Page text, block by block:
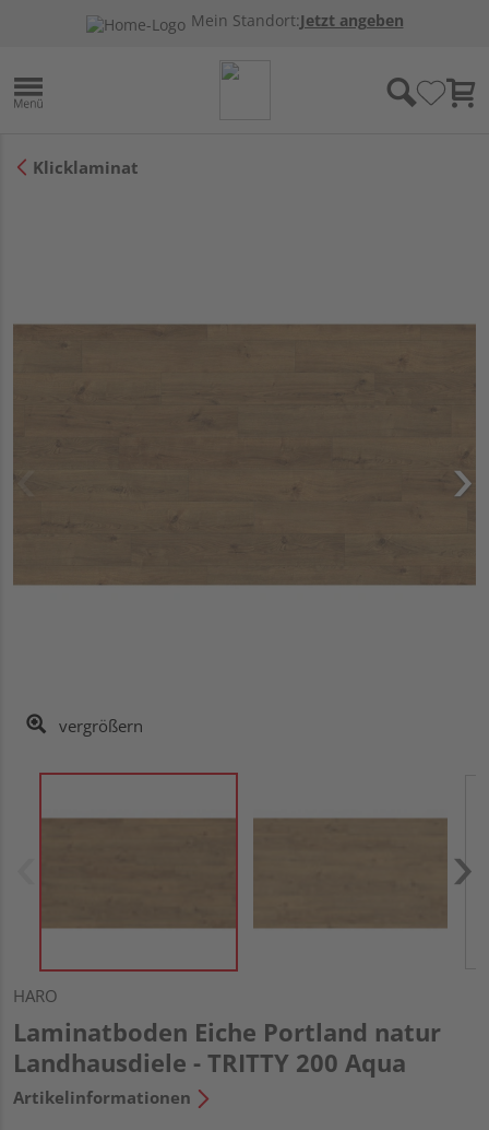
Mein Standort:Jetzt angeben
Klicklaminat
vergrößern
HARO
Laminatboden Eiche Portland natur
Landhausdiele - TRITTY 200 Aqua
Artikelinformationen